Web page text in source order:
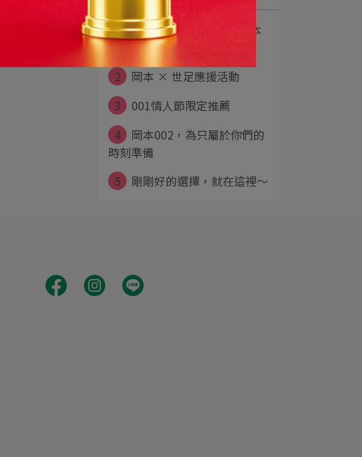
1 【 100 分的生活 】｜岡本
0.01⋯
2
岡本 × 世足應援活動
3
001情人節限定推薦
4
岡本002，為只屬於你們的
時刻準備
5
剛剛好的選擇，就在這裡～